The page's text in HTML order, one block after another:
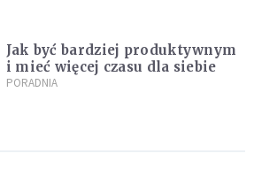
Jak być bardziej produktywnym
i mieć więcej czasu dla siebie
PORADNIA